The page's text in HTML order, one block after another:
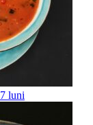
7 luni